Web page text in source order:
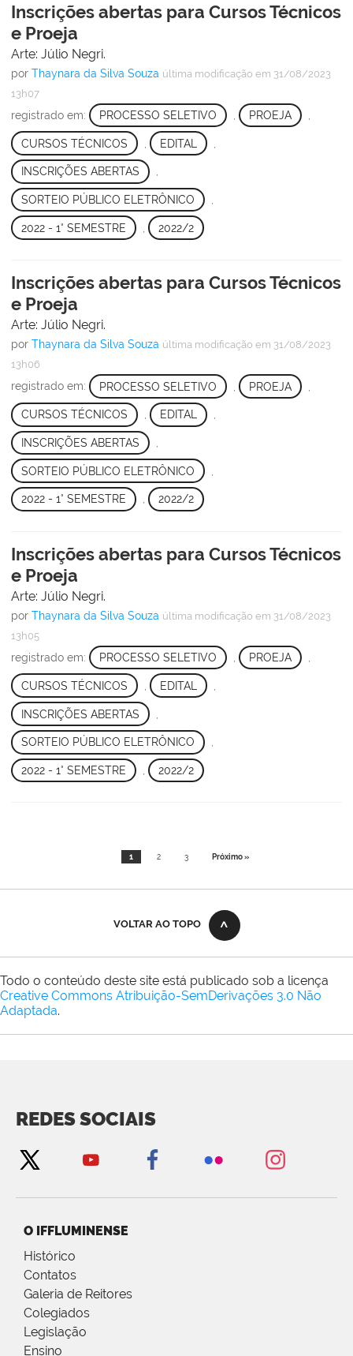
Inscrições abertas para Cursos Técnicos
e Proeja
Arte: Júlio Negri.
por Thaynara da Silva Souza última modificação em 31/08/2023
13h07
registrado em: PROCESSO SELETIVO PROEJA
CURSOS TÉCNICOS EDITAL
INSCRIÇÕES ABERTAS ,
SORTEIO PÚBLICO ELETRÔNICO
2022 - 1° SEMESTRE 2022/2
Inscrições abertas para Cursos Técnicos
e Proeja
Arte: Júlio Negri.
por Thaynara da Silva Souza última modificação em 31/08/2023
13h06
registrado em: PROCESSO SELETIVO PROEJA
CURSOS TÉCNICOS , EDITAL ,
INSCRIÇÕES ABERTAS
SORTEIO PÚBLICO ELETRÔNICO
2022 - 1° SEMESTRE , 2022/2
Inscrições abertas para Cursos Técnicos
e Proeja
Arte: Júlio Negri.
por Thaynara da Silva Souza última modificação em 31/08/2023
13h05
registrado em: PROCESSO SELETIVO PROEJA
CURSOS TÉCNICOS EDITAL
INSCRIÇÕES ABERTAS
SORTEIO PÚBLICO ELETRÔNICO ,
2022 - 1° SEMESTRE 2022/2
1 2 3 Próximo »
VOLTAR AO TOPO
Todo o conteúdo deste site está publicado sob a licença
Creative Commons Atribuição-SemDerivações 3.0 Não
Adaptada.
REDES SOCIAIS
O IFFLUMINENSE
Histórico
Contatos
Galeria de Reitores
Colegiados
Legislação
Ensino